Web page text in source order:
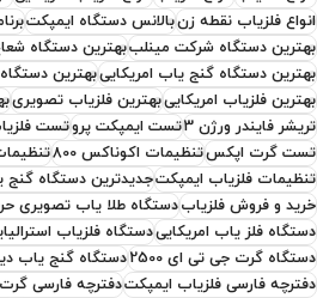
انواع فلزیاب نقطه زنبالانس دستگاه ایمپکت
بهترین دستگاه شرکت مینلببهترین دستگاه
بهترین دستگاه گنج یاب امریکاییبهترین
بهترین فلزیاب امریکاییبهترین فلزیاب تصویری
تریشر فایندر ورژن 3
تست ایمپکت پروتست
تست گرت اپکستنظیمات اکوناکس 800
تنظیمات فلزیاب ایمپکتجدیدترین دستگاه گنج
خرید و فروش فلزیابدستگاه طلا یاب تصویری
دستگاه فلز یاب امریکاییدستگاه فلزیاب
دستگاه گرت جی تی ای 2500
دستگاه گنج یاب
دفترچه فارسی فلزیاب ایمپکتدفترچه فارسی گرت 2500